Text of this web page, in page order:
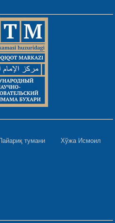
Пайариқ тумани Хўжа Исмоил